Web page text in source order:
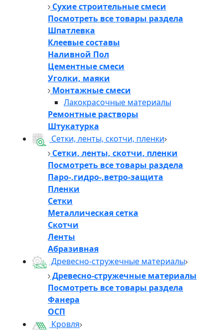
Сухие строительные смеси
Посмотреть все товары раздела
Шпатлевка
Клеевые составы
Наливной Пол
Цементные смеси
Уголки, маяки
Монтажные смеси
Лакокрасочные материалы
Ремонтные растворы
Штукатурка
Сетки, ленты, скотчи, пленки
Сетки, ленты, скотчи, пленки
Посмотреть все товары раздела
Паро-,гидро-,ветро-защита
Пленки
Сетки
Металлическая сетка
Скотчи
Ленты
Абразивная
Древесно-стружечные материалы
Древесно-стружечные материалы
Посмотреть все товары раздела
Фанера
ОСП
Кровля